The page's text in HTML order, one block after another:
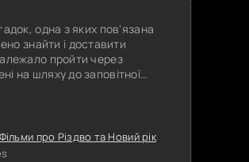
одна з яких пов'язана
знайти і доставити
пройти через
на шляху до заповітної
Фільми про Різдво та Новий рік